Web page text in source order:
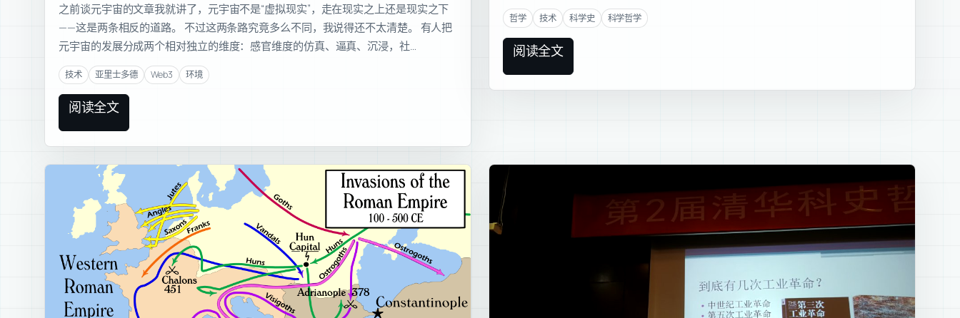
之前谈元宇宙的文章我就讲了，元宇宙不是“虚拟现实”，走在现实之上还是现实之下
——这是两条相反的道路。 不过这两条路究竟多么不同，我说得还不太清楚。 有人把
元宇宙的发展分成两个相对独立的维度：感官维度的仿真、逼真、沉浸，社…
技术 亚里士多德 Web3 环境
阅读全文
哲学 技术 科学史 科学哲学
阅读全文